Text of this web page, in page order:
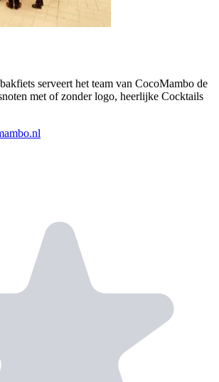
serveert het team van CocoMambo de
met of zonder logo, heerlijke Cocktails